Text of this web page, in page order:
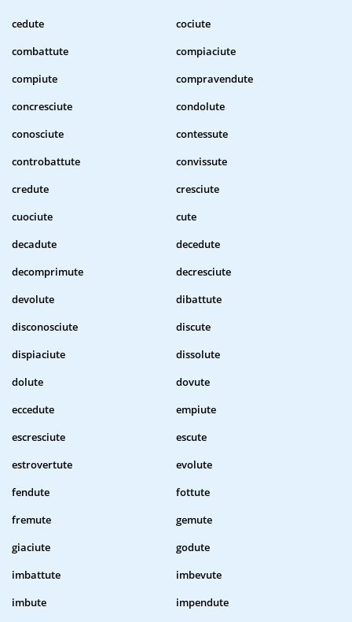
cedute
cociute
combattute
compiaciute
compiute
compravendute
concresciute
condolute
conosciute
contessute
controbattute
convissute
credute
cresciute
cuociute
cute
decadute
decedute
decomprimute
decresciute
devolute
dibattute
disconosciute
discute
dispiaciute
dissolute
dolute
dovute
eccedute
empiute
escresciute
escute
estrovertute
evolute
fendute
fottute
fremute
gemute
giaciute
godute
imbattute
imbevute
imbute
impendute